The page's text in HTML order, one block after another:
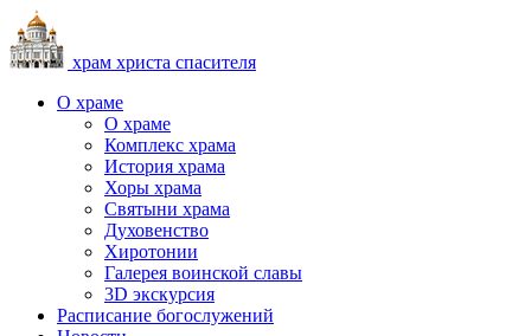
храм христа спасителя
О храме
О храме
Комплекс храма
История храма
Хоры храма
Святыни храма
Духовенство
Хиротонии
Галерея воинской славы
3D экскурсия
Расписание богослужений